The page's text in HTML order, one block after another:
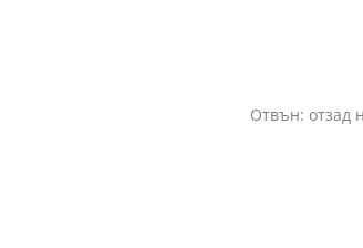
Две отделни
Отвън: отзад